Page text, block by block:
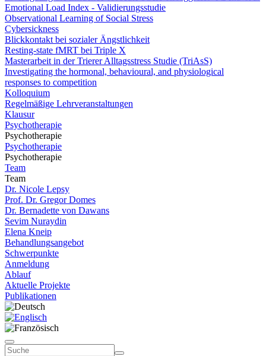
Emotional Load Index - Validierungsstudie
Observational Learning of Social Stress
Cybersickness
Blickkontakt bei sozialer Ängstlichkeit
Resting-state fMRT bei Triple X
Masterarbeit in der Trierer Alltagsstress Studie (TriAsS)
Investigating the hormonal, behavioural, and physiological
responses to competition
Kolloquium
Regelmäßige Lehrveranstaltungen
Klausur
Psychotherapie
Psychotherapie
Psychotherapie
Psychotherapie
Team
Team
Dr. Nicole Lepsy
Prof. Dr. Gregor Domes
Dr. Bernadette von Dawans
Sevim Nuraydin
Elena Kneip
Behandlungsangebot
Schwerpunkte
Anmeldung
Ablauf
Aktuelle Projekte
Publikationen